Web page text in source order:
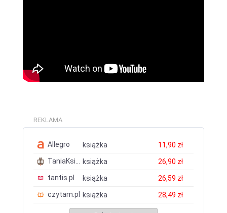
REKLAMA
Allegro książka
11,90 zł
TaniaKsiazka.pl
książka
26,90 zł
tantis.pl
książka
26,59 zł
czytam.pl
książka 28,49 zł